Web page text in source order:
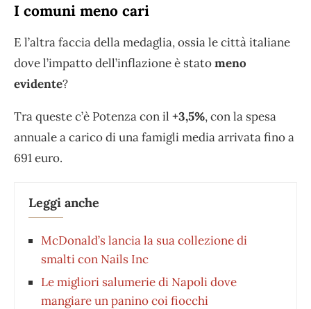
I comuni meno cari
E l’altra faccia della medaglia, ossia le città italiane
dove l’impatto dell’inflazione è statomeno
evidente?
Tra queste c’è Potenza con il +3,5%, con la spesa
annuale a carico di una famigli media arrivata fino a
691 euro.
Leggi anche
McDonald’s lancia la sua collezione di
smalti con Nails Inc
Le migliori salumerie di Napoli dove
mangiare un panino coi fiocchi